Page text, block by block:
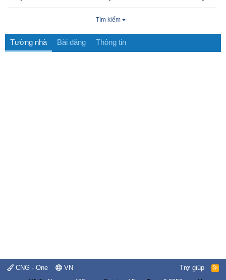
Tìm kiếm
Tường nhà Bài đăng Thông tin
CNG - One VN Trợ giúp
R